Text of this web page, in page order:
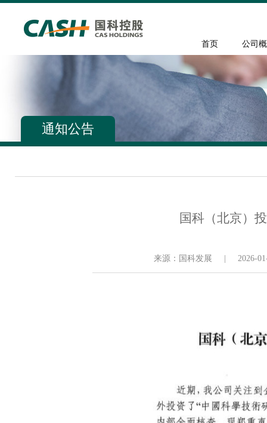
首页 公司
通知公告
国科（北京）
来源：国科发展 2026-